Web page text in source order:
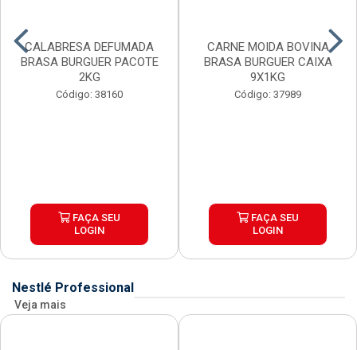
CALABRESA DEFUMADA
BRASA BURGUER PACOTE
2KG
Código: 38160
FAÇA SEU
LOGIN
CARNE MOIDA BOVINA
BRASA BURGUER CAIXA
9X1KG
Código: 37989
FAÇA SEU
LOGIN
Nestlé Professional
Veja mais